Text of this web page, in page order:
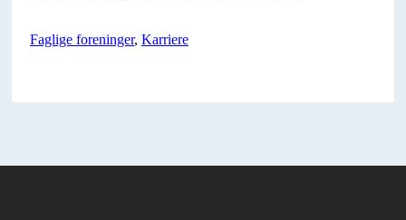
Faglige foreninger, Karriere